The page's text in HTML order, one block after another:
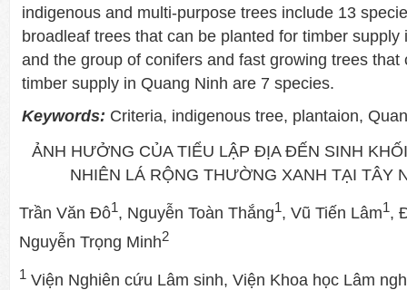
indigenous and multi-purpose trees include 13
broadleaf trees that can be planted for timber supply
and the group of conifers and fast growing trees that
timber supply in Quang Ninh are 7 species.
Keywords: Criteria, indigenous tree, plantaion,
ẢNH HƯỞNG CỦA TIỂU LẬP ĐỊA ĐẾN SINH
NHIÊN LÁ RỘNG THƯỜNG XANH TẠI TÂY
Trần Văn Đô1, Nguyễn Toàn Thắng1, Vũ Tiến Lâm1,
Nguyễn Trọng Minh2
1 Viện Nghiên cứu Lâm sinh, Viện Khoa học Lâm